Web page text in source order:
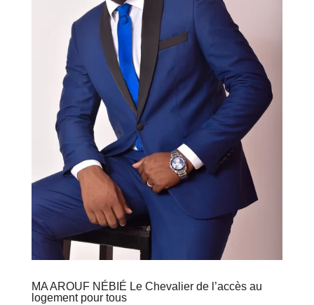
MA AROUF NÉBIÉ Le Chevalier de l’accès au
logement pour tous